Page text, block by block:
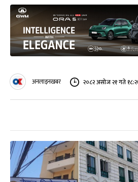
अनलाइनखबर २०८२ असोज २१ गते